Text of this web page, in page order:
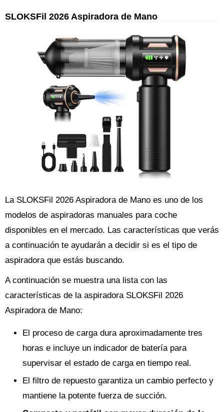
SLOKSFil 2026 Aspiradora de Mano
La SLOKSFil 2026 Aspiradora de Mano es uno de los
modelos de aspiradoras manuales para coche
disponibles en el mercado. Las características que verás
a continuación te ayudarán a decidir si es el tipo de
aspiradora que estás buscando.
A continuación se muestra una lista con las
características de la aspiradora SLOKSFil 2026
Aspiradora de Mano:
El proceso de carga dura aproximadamente tres
horas e incluye un indicador de batería para
supervisar el estado de carga en tiempo real.
El filtro de repuesto garantiza un cambio perfecto y
mantiene la potente fuerza de succión.